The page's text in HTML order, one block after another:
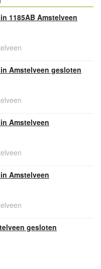
1185AB Amstelveen
Amstelveen gesloten
Amstelveen
Amstelveen
gesloten